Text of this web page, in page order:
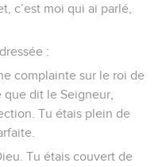
c’est moi qui ai parlé,
:
complainte sur le roi de
que dit le Seigneur,
Tu étais plein de
Tu étais couvert de